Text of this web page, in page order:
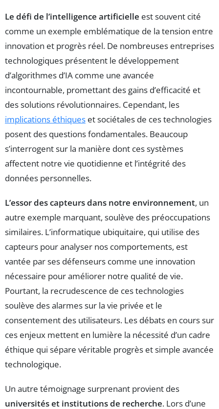
Le défi de l’intelligence artificielle est souvent cité
comme un exemple emblématique de la tension entre
innovation et progrès réel. De nombreuses entreprises
technologiques présentent le développement
d’algorithmes d’IA comme une avancée
incontournable, promettant des gains d’efficacité et
des solutions révolutionnaires. Cependant, les
implications éthiques et sociétales de ces technologies
posent des questions fondamentales. Beaucoup
s’interrogent sur la manière dont ces systèmes
affectent notre vie quotidienne et l’intégrité des
données personnelles.
L’essor des capteurs dans notre environnement, un
autre exemple marquant, soulève des préoccupations
similaires. L’informatique ubiquitaire, qui utilise des
capteurs pour analyser nos comportements, est
vantée par ses défenseurs comme une innovation
nécessaire pour améliorer notre qualité de vie.
Pourtant, la recrudescence de ces technologies
soulève des alarmes sur la vie privée et le
consentement des utilisateurs. Les débats en cours sur
ces enjeux mettent en lumière la nécessité d’un cadre
éthique qui sépare véritable progrès et simple avancée
technologique.
Un autre témoignage surprenant provient des
universités et institutions de recherche. Lors d’une